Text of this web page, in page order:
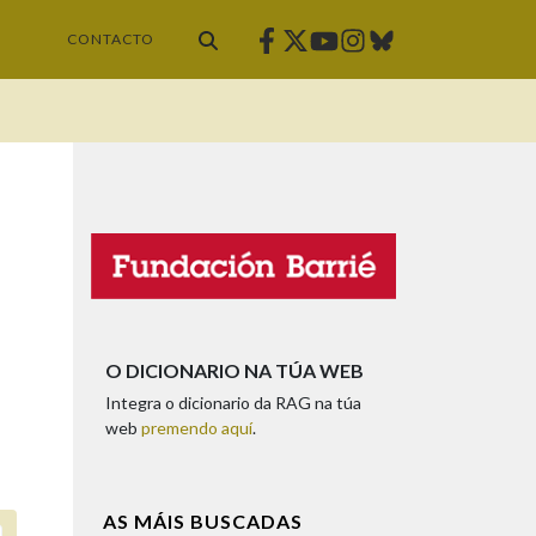
CONTACTO Facebook
Twitter
Youtube
Instagram
Bluesky
O DICIONARIO NA TÚA WEB
Integra o dicionario da RAG na túa
web premendo aquí.
AS MÁIS BUSCADAS